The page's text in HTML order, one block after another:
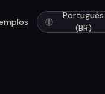
Português
(BR)